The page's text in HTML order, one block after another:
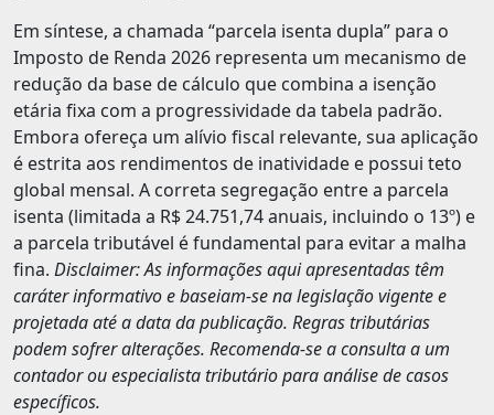
Em síntese, a chamada “parcela isenta dupla” para o
Imposto de Renda 2026 representa um mecanismo de
redução da base de cálculo que combina a isenção
etária fixa com a progressividade da tabela padrão.
Embora ofereça um alívio fiscal relevante, sua aplicação
é estrita aos rendimentos de inatividade e possui teto
global mensal. A correta segregação entre a parcela
isenta (limitada a R$ 24.751,74 anuais, incluindo o 13º) e
a parcela tributável é fundamental para evitar a malha
fina. Disclaimer: As informações aqui apresentadas têm
caráter informativo e baseiam-se na legislação vigente e
projetada até a data da publicação. Regras tributárias
podem sofrer alterações. Recomenda-se a consulta a um
contador ou especialista tributário para análise de casos
específicos.